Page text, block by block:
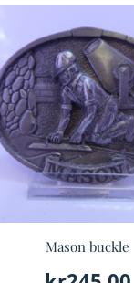
Mason buckle